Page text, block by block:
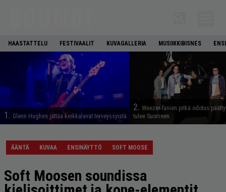
HAASTATTELU FESTIVAALIT KUVAGALLERIA MUSIIKKIBISNES
1. Glenn Hughes jättää keikkalavat terveyssyistä
2. Weezer-fanien pitkä odotus
tulee Suomeen
ÄÄNTÄ KUVAA ENSINÄYTTÖ SOFT MOOSE
Soft Moosen soundissa